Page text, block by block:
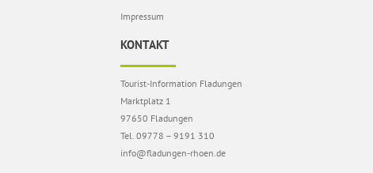
Impressum
KONTAKT
Tourist-Information Fladungen
Marktplatz 1
97650 Fladungen
Tel. 09778 – 9191 310
info@fladungen-rhoen.de